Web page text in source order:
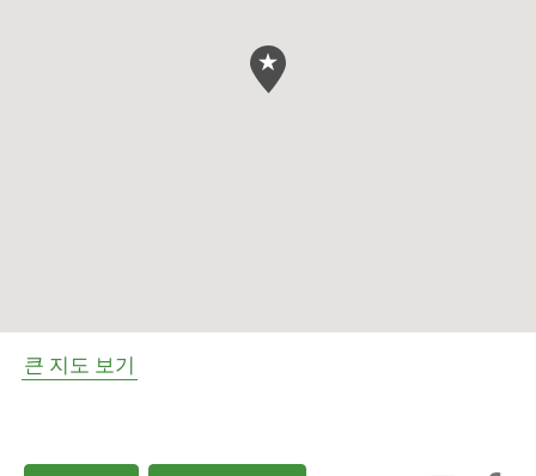
큰 지도 보기